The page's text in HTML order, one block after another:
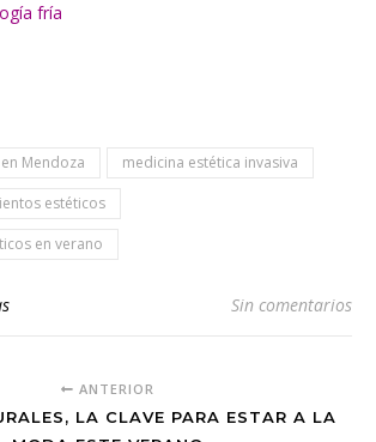
fría
Mendoza
medicina estética invasiva
estéticos
en verano
Sin comentarios
ANTERIOR
LA CLAVE PARA ESTAR A LA